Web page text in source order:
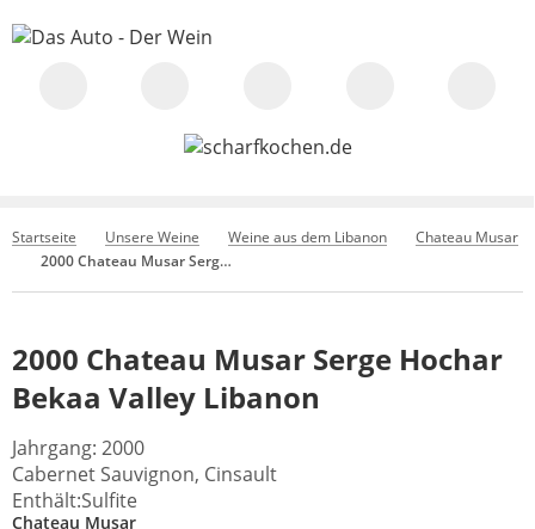
Startseite Unsere Weine Weine aus dem Libanon
Chateau Musar
2000 Chateau Musar Serge Hochar Bekaa Valley Libanon
2000 Chateau Musar Serge Hochar
Bekaa Valley Libanon
Jahrgang: 2000
Cabernet Sauvignon, Cinsault
Enthält:Sulfite
Chateau Musar